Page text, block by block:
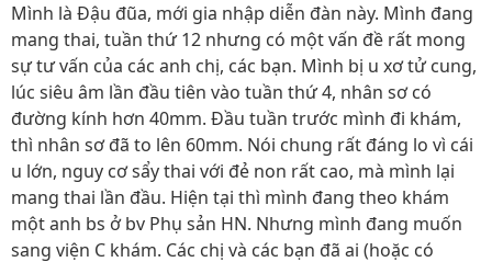
Mình là Đậu đũa, mới gia nhập diễn đàn này. Mình đang
mang thai, tuần thứ 12 nhưng có một vấn đề rất mong
sự tư vấn của các anh chị, các bạn. Mình bị u xơ tử cung,
lúc siêu âm lần đầu tiên vào tuần thứ 4, nhân sơ có
đường kính hơn 40mm. Đầu tuần trước mình đi khám,
thì nhân sơ đã to lên 60mm. Nói chung rất đáng lo vì cái
u lớn, nguy cơ sẩy thai với đẻ non rất cao, mà mình lại
mang thai lần đầu. Hiện tại thì mình đang theo khám
một anh bs ở bv Phụ sản HN. Nhưng mình đang muốn
sang viện C khám. Các chị và các bạn đã ai (hoặc có